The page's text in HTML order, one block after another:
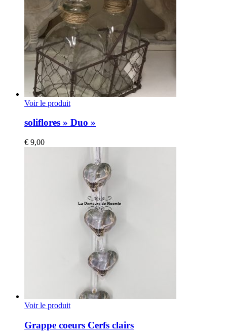
Voir le produit
soliflores » Duo »
€ 9,00
Voir le produit
Grappe coeurs Cerfs clairs